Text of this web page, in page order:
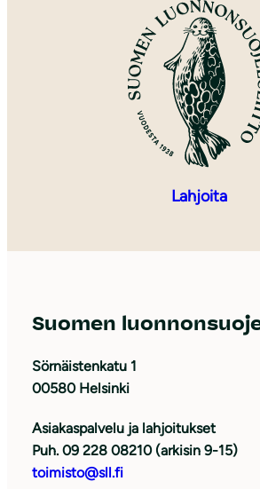
Lahjoita
Suomen
Sörnäistenkatu 1
00580 Helsinki
Asiakaspalvelu ja lahjoitukset
Puh. 09 228 08210 (arkisin 9-15)
toimisto@sll.fi